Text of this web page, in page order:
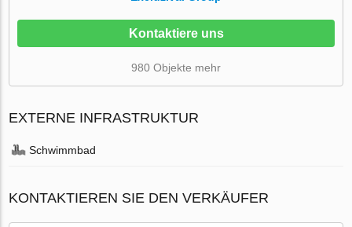
Kontaktiere uns
980 Objekte mehr
EXTERNE INFRASTRUKTUR
Schwimmbad
KONTAKTIEREN SIE DEN VERKÄUFER